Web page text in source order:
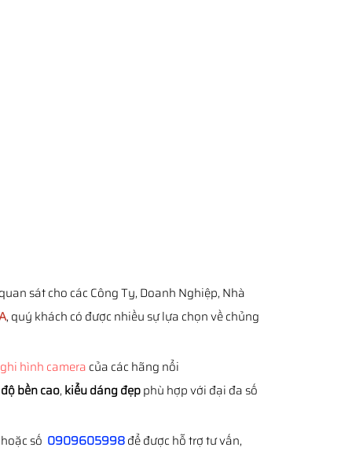
sát cho các Công Ty, Doanh Nghiệp, Nhà
, quý khách có được nhiều sự lựa chọn về chủng
hình camera của các hãng nổi
độ bền cao, kiểu dáng đẹpphù hợp với đại đa số
số 0909605998để được hỗ trợ tư vấn,